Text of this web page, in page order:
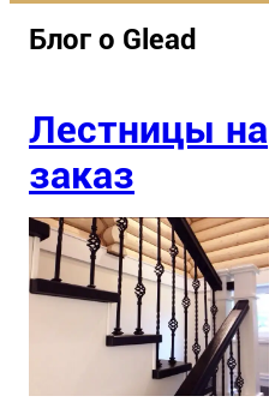
Блог о Glead
Лестницы на
заказ